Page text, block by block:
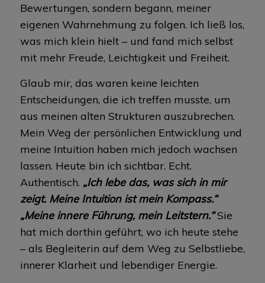
Bewertungen, sondern begann, meiner
eigenen Wahrnehmung zu folgen. Ich ließ los,
was mich klein hielt – und fand mich selbst
mit mehr Freude, Leichtigkeit und Freiheit.
Glaub mir, das waren keine leichten
Entscheidungen, die ich treffen musste, um
aus meinen alten Strukturen auszubrechen.
Mein Weg der persönlichen Entwicklung und
meine Intuition haben mich jedoch wachsen
lassen. Heute bin ich sichtbar. Echt.
Authentisch. „Ich lebe das, was sich in mir
zeigt. Meine Intuition ist mein Kompass.“
„Meine innere Führung, mein Leitstern.“Sie
hat mich dorthin geführt, wo ich heute stehe
– als Begleiterin auf dem Weg zu Selbstliebe,
innerer Klarheit und lebendiger Energie.